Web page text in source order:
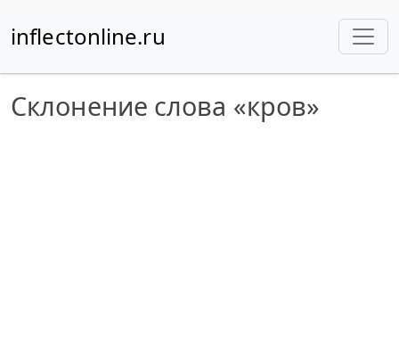
inflectonline.ru
Склонение слова «кров»